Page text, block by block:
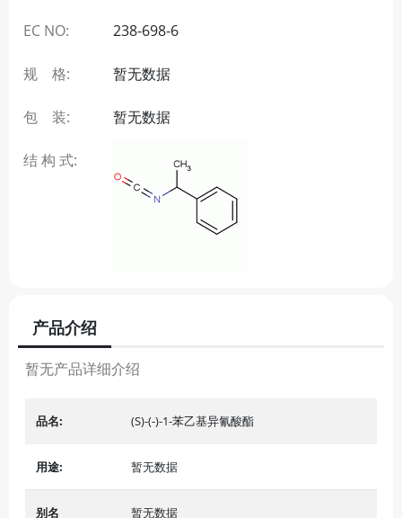
EC NO: 238-698-6
规 格: 暂无数据
包 装: 暂无数据
结 构 式:
产品介绍
暂无产品详细介绍
品名: (S)-(-)-1-苯乙基异氰酸酯
用途: 暂无数据
别名 暂无数据